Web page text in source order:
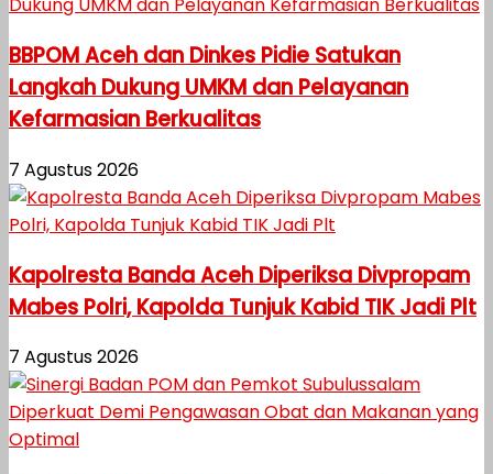
BBPOM Aceh dan Dinkes Pidie Satukan
Langkah Dukung UMKM dan Pelayanan
Kefarmasian Berkualitas
7 Agustus 2026
Kapolresta Banda Aceh Diperiksa Divpropam
Mabes Polri, Kapolda Tunjuk Kabid TIK Jadi Plt
7 Agustus 2026